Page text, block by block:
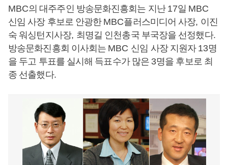
MBC의 대주주인 방송문화진흥회는 지난 17일 MBC
신임 사장 후보로 안광한 MBC플러스미디어 사장, 이진
숙 워싱턴지사장, 최명길 인천총국 부국장을 선정했다.
방송문화진흥회 이사회는 MBC 신임 사장 지원자 13명
을 두고 투표를 실시해 득표수가 많은 3명을 후보로 최
종 선출했다.